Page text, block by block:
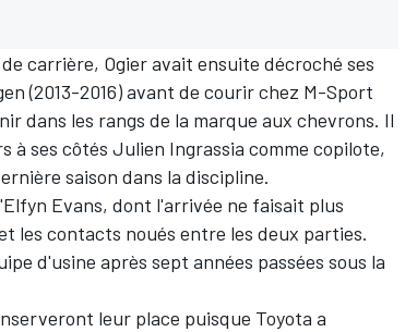
carrière, Ogier avait ensuite décroché ses
(2013-2016) avant de courir chez M-Sport
dans les rangs de la marque aux chevrons. Il
à ses côtés Julien Ingrassia comme copilote,
saison dans la discipline.
Elfyn Evans, dont l'arrivée ne faisait plus
les contacts noués entre les deux parties.
d'usine après sept années passées sous la
leur place puisque Toyota a